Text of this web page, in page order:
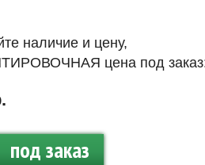
наличие и цену,
цена под
под заказ